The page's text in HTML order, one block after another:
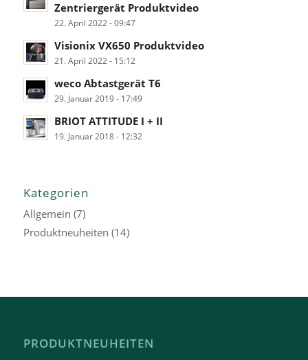
Zentriergerät Produktvideo
22. April 2022 - 09:47
Visionix VX650 Produktvideo
21. April 2022 - 15:12
weco Abtastgerät T6
29. Januar 2019 - 17:49
BRIOT ATTITUDE I + II
19. Januar 2018 - 12:32
Kategorien
Allgemein (7)
Produktneuheiten (14)
PRODUKTNEUHEITEN